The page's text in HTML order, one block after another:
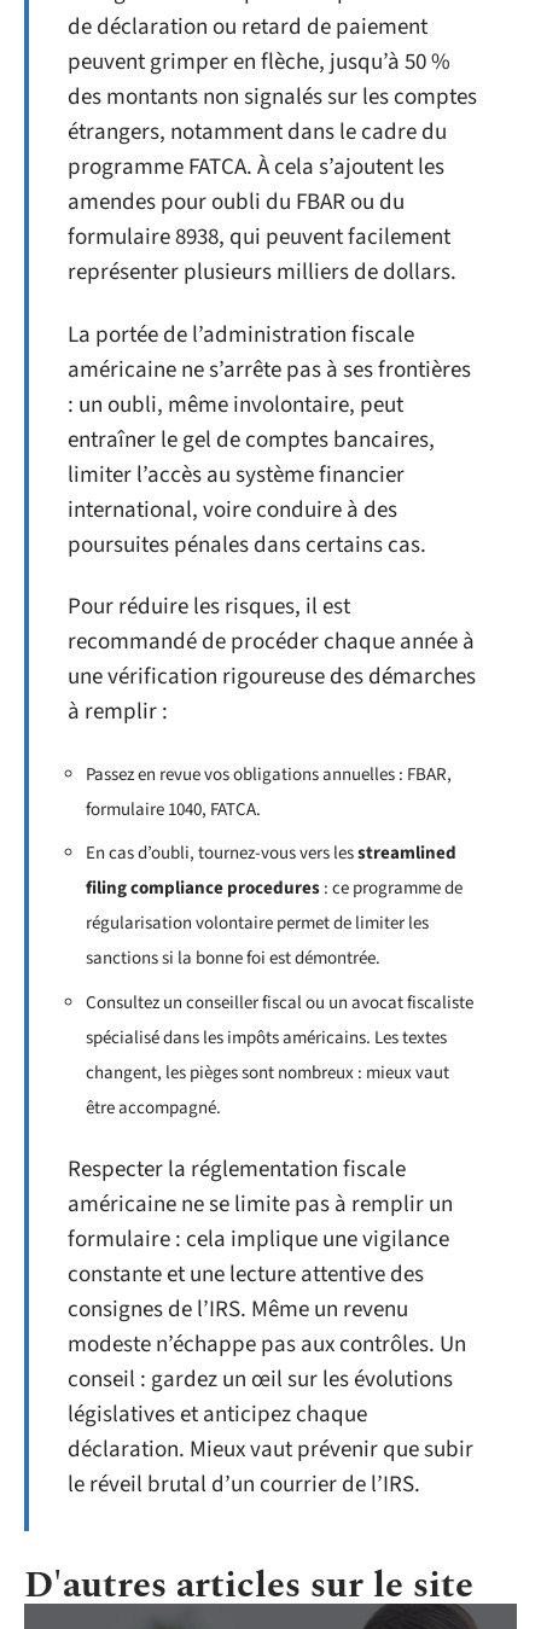
de déclaration ou retard de paiement
peuvent grimper en flèche, jusqu’à 50 %
des montants non signalés sur les comptes
étrangers, notamment dans le cadre du
programme FATCA. À cela s’ajoutent les
amendes pour oubli du FBAR ou du
formulaire 8938, qui peuvent facilement
représenter plusieurs milliers de dollars.
La portée de l’administration fiscale
américaine ne s’arrête pas à ses frontières
: un oubli, même involontaire, peut
entraîner le gel de comptes bancaires,
limiter l’accès au système financier
international, voire conduire à des
poursuites pénales dans certains cas.
Pour réduire les risques, il est
recommandé de procéder chaque année à
une vérification rigoureuse des démarches
à remplir :
Passez en revue vos obligations annuelles : FBAR,
formulaire 1040, FATCA.
En cas d’oubli, tournez-vous vers lesstreamlined
filing compliance procedures: ce programme de
régularisation volontaire permet de limiter les
sanctions si la bonne foi est démontrée.
Consultez un conseiller fiscal ou un avocat fiscaliste
spécialisé dans les impôts américains. Les textes
changent, les pièges sont nombreux : mieux vaut
être accompagné.
Respecter la réglementation fiscale
américaine ne se limite pas à remplir un
formulaire : cela implique une vigilance
constante et une lecture attentive des
consignes de l’IRS. Même un revenu
modeste n’échappe pas aux contrôles. Un
conseil : gardez un œil sur les évolutions
législatives et anticipez chaque
déclaration. Mieux vaut prévenir que subir
le réveil brutal d’un courrier de l’IRS.
D'autres articles sur le site